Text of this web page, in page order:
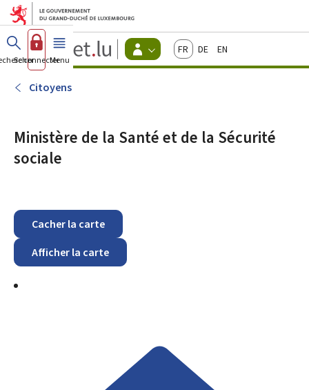
Aller au menu principal
Aller au contenu
Guichet.lu
Changer
d'espace
FrançaisDeutschEnglish
Se connecterMenu principal
Citoyens
Ministère de la Santé et de la Sécurité
sociale
Cacher la carte
Afficher la carte